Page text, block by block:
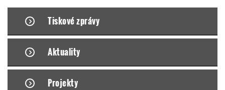
Tiskové zprávy
Aktuality
Projekty